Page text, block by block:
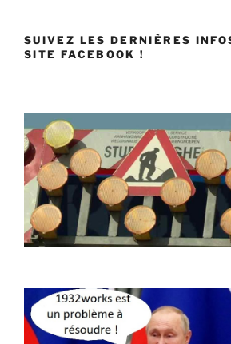
SUIVEZ LES DERNIÈRES
SITE FACEBOOK !